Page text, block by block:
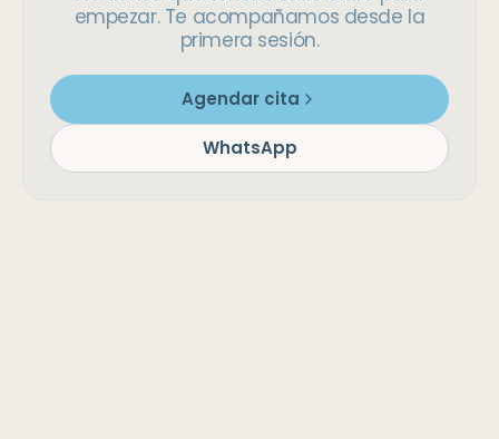
empezar. Te acompañamos desde la
primera sesión.
Agendar cita
WhatsApp